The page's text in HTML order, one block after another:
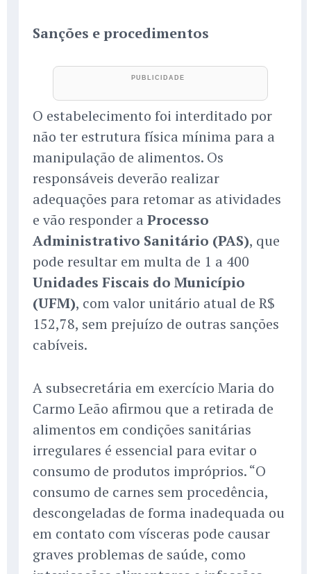
Sanções e procedimentos
O estabelecimento foi interditado por
não ter estrutura física mínima para a
manipulação de alimentos. Os
responsáveis deverão realizar
adequações para retomar as atividades
e vão responder a Processo
Administrativo Sanitário (PAS), que
pode resultar em multa de 1 a 400
Unidades Fiscais do Município
(UFM), com valor unitário atual de R$
152,78, sem prejuízo de outras sanções
cabíveis.
A subsecretária em exercício Maria do
Carmo Leão afirmou que a retirada de
alimentos em condições sanitárias
irregulares é essencial para evitar o
consumo de produtos impróprios. “O
consumo de carnes sem procedência,
descongeladas de forma inadequada ou
em contato com vísceras pode causar
graves problemas de saúde, como